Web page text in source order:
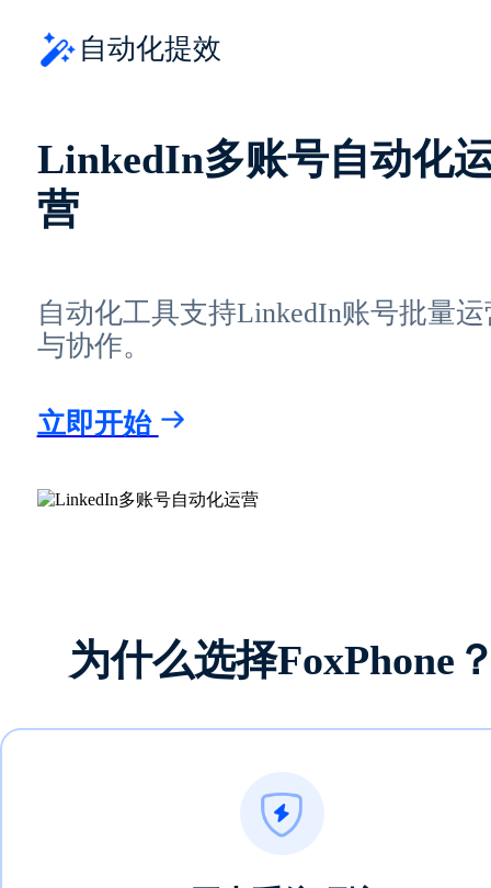
自动化提效
LinkedIn多账号自动化
营
自动化工具支持LinkedIn账号批量运
与协作。
立即开始
为什么选择FoxPhone